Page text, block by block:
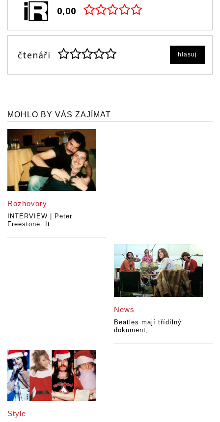
0,00
čtenáři hlasuj
MOHLO BY VÁS ZAJÍMAT
Rozhovory
INTERVIEW | Peter
Freestone: It...
News
Beatles mají třídílný
dokument,...
Style